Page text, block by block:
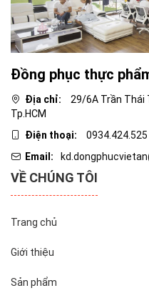
Đồng phục thực
Địa chỉ:
29/6A Trần Thái
Tp.HCM
Điện thoại:
0934.424.525
Email:
VỀ CHÚNG TÔI
Trang chủ
Giới thiệu
Sản phẩm